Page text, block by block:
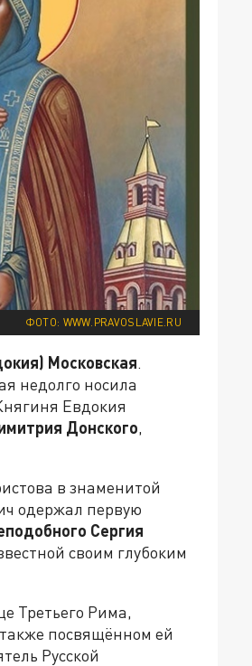
ФОТО: WWW.PRAVOSLAVIE.RU
Московская.
недолго носила
Евдокия
Донского,
в знаменитой
одержал первую
Сергия
своим глубоким
Третьего Рима,
посвящённом ей
Русской